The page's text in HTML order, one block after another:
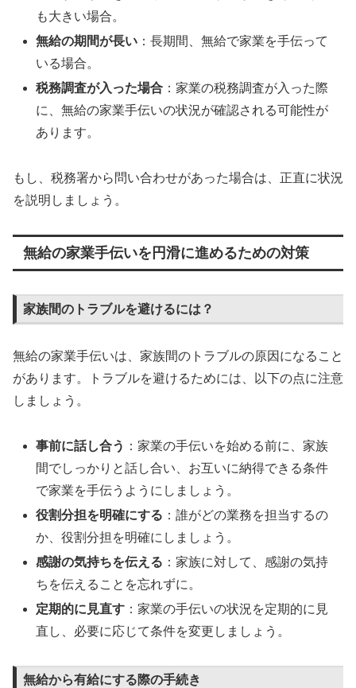
も大きい場合。
無給の期間が長い ：長期間、無給で家業を手伝って
いる場合。
税務調査が入った場合 ：家業の税務調査が入った際
に、無給の家業手伝いの状況が確認される可能性が
あります。
もし、税務署から問い合わせがあった場合は、正直に状況
を説明しましょう。
無給の家業手伝いを円滑に進めるための対策
家族間のトラブルを避けるには？
無給の家業手伝いは、家族間のトラブルの原因になること
があります。トラブルを避けるためには、以下の点に注意
しましょう。
事前に話し合う ：家業の手伝いを始める前に、家族
間でしっかりと話し合い、お互いに納得できる条件
で家業を手伝うようにしましょう。
役割分担を明確にする ：誰がどの業務を担当するの
か、役割分担を明確にしましょう。
感謝の気持ちを伝える ：家族に対して、感謝の気持
ちを伝えることを忘れずに。
定期的に見直す ：家業の手伝いの状況を定期的に見
直し、必要に応じて条件を変更しましょう。
無給から有給にする際の手続き